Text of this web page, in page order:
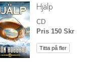
Hjälp
CD
Pris 150 Skr
Titta på fler